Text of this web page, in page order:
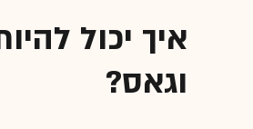
איך יכול
וגאס?